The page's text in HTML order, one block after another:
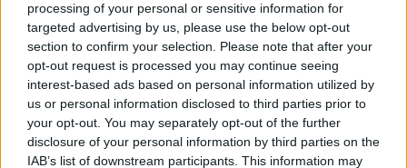
processing of your personal or sensitive information for
targeted advertising by us, please use the below opt-out
section to confirm your selection. Please note that after your
opt-out request is processed you may continue seeing
interest-based ads based on personal information utilized by
us or personal information disclosed to third parties prior to
your opt-out. You may separately opt-out of the further
disclosure of your personal information by third parties on the
IAB’s list of downstream participants. This information may